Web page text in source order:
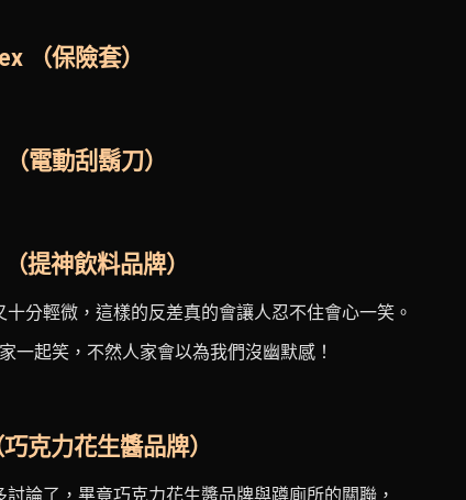
（保險套）
電動刮鬍刀）
提神飲料品牌）
分輕微，這樣的反差真的會讓人忍不住會心一笑。
一起笑，不然人家會以為我們沒幽默感！
克力花生醬品牌）
論了，畢竟巧克力花生醬品牌與蹲廁所的關聯，